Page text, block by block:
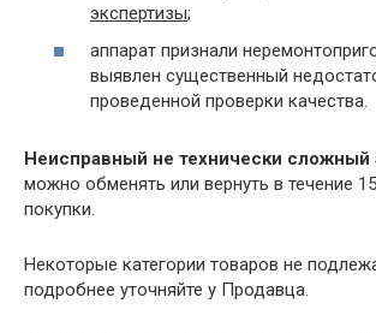
экспертизы;
аппарат признали
выявлен существенный
проведенной проверки качества.
Неисправный не технически сложный
можно обменять или вернуть в течение
покупки.
Некоторые категории товаров не
подробнее уточняйте у Продавца.